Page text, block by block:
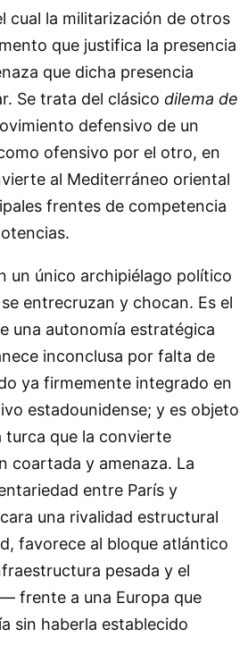
cual la militarización de otros
que justifica la presencia
que dicha presencia
Se trata del clásico dilema de
defensivo de un
ofensivo por el otro, en
al Mediterráneo oriental
frentes de competencia
un único archipiélago político
entrecruzan y chocan. Es el
una autonomía estratégica
inconclusa por falta de
ya firmemente integrado en
estadounidense; y es objeto
turca que la convierte
coartada y amenaza. La
entre París y
una rivalidad estructural
favorece al bloque atlántico
pesada y el
frente a una Europa que
sin haberla establecido